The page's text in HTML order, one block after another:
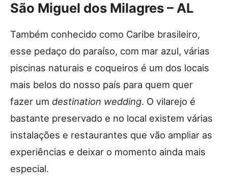
São Miguel dos Milagres – AL
Também conhecido como Caribe brasileiro,
esse pedaço do paraíso, com mar azul, várias
piscinas naturais e coqueiros é um dos locais
mais belos do nosso país para quem quer
fazer um destination wedding. O vilarejo é
bastante preservado e no local existem várias
instalações e restaurantes que vão ampliar as
experiências e deixar o momento ainda mais
especial.